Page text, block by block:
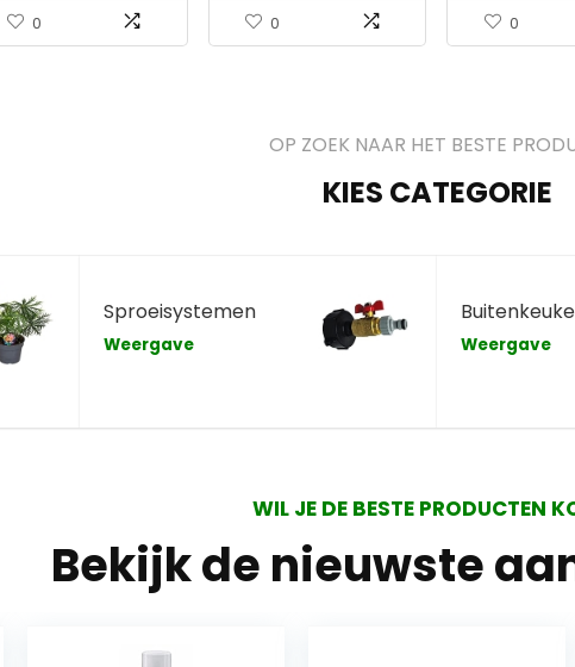
0 0 0
OP ZOEK NAAR HET BESTE
KIES CATEGORIE
Sproeisystemen
Weergave Weergave
WIL JE DE BESTE PRODUCTEN
Bekijk de nieuwste